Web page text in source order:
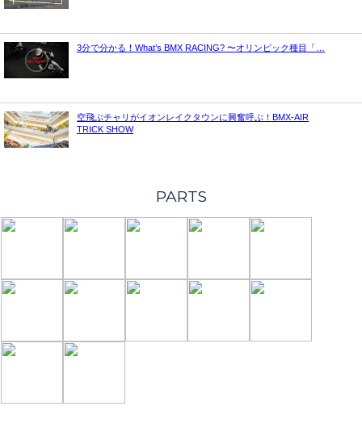
3分で分かる！What’s BMX RACING? 〜オリンピック種目「…
空飛ぶチャリがイオンレイクタウンに興奮呼ぶ！BMX-AIR
TRICK SHOW
PARTS